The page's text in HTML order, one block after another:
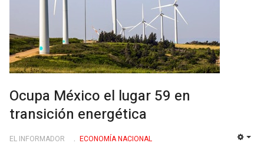
Ocupa México el lugar 59 en
transición energética
EL INFORMADOR
ECONOMÍ­A NACIONAL